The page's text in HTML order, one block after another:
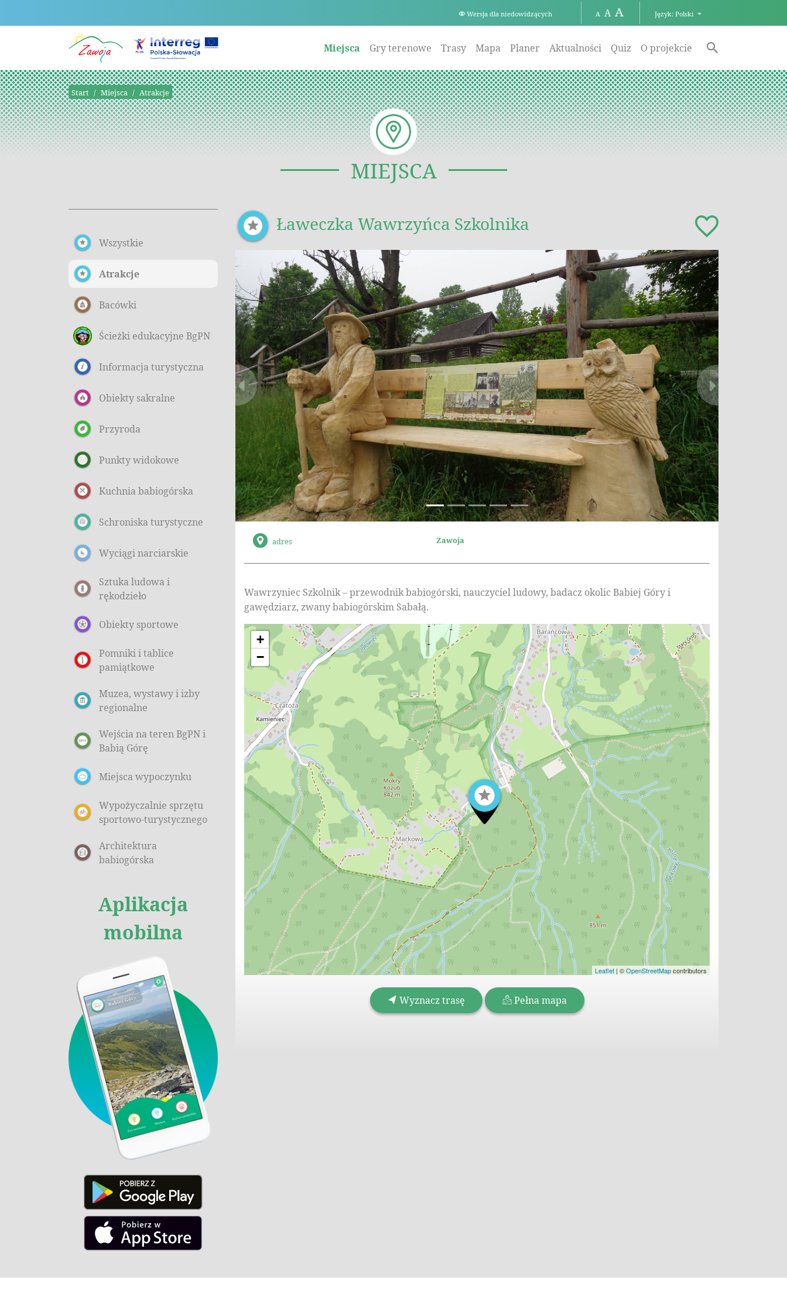
Wersja dla niedowidzących A A A Język: Polski
Miejsca Gry terenowe Trasy Mapa Planer Aktualności Quiz O projekcie
Start Miejsca Atrakcje
MIEJSCA
Ławeczka Wawrzyńca Szkolnika
adres Zawoja
Wawrzyniec Szkolnik – przewodnik babiogórski, nauczyciel ludowy, badacz okolic Babiej Góry i
gawędziarz, zwany babiogórskim Sabałą.
+
−
Leaflet | ©OpenStreetMapcontributors
Wyznacz trasę Pełna mapa
Wszystkie
Atrakcje
Bacówki
Ścieżki edukacyjne BgPN
Informacja turystyczna
Obiekty sakralne
Przyroda
Punkty widokowe
Kuchnia babiogórska
Schroniska turystyczne
Wyciągi narciarskie
Sztuka ludowa i
rękodzieło
Obiekty sportowe
Pomniki i tablice
pamiątkowe
Muzea, wystawy i izby
regionalne
Wejścia na teren BgPN i
Babią Górę
Miejsca wypoczynku
Wypożyczalnie sprzętu
sportowo-turystycznego
Architektura
babiogórska
Aplikacja
mobilna